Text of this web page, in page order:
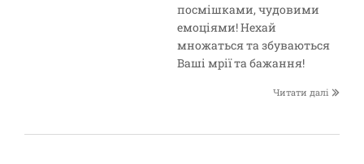
посмішками, чудовими
емоціями! Нехай
множаться та збуваються
Ваші мрії та бажання!
Читати далі